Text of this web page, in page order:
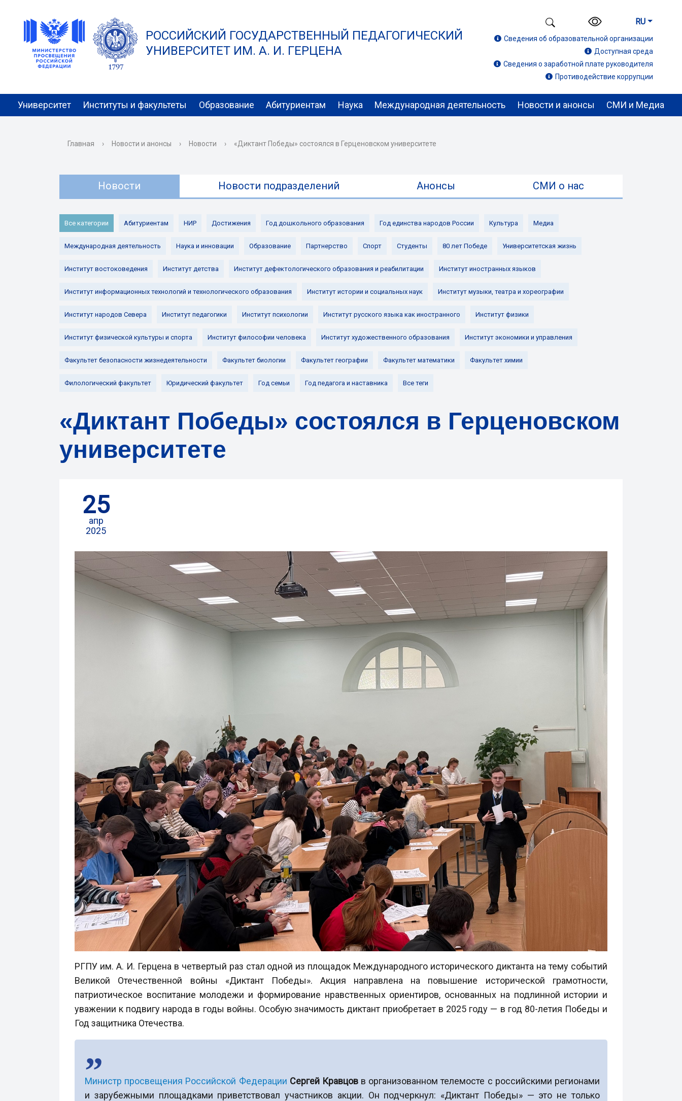
РОССИЙСКИЙ ГОСУДАРСТВЕННЫЙ ПЕДАГОГИЧЕСКИЙ
УНИВЕРСИТЕТ ИМ. А. И. ГЕРЦЕНА
RU
Сведения об образовательной организации
Доступная среда
Сведения о заработной плате руководителя
Противодействие коррупции
Университет Институты и факультеты Образование Абитуриентам Наука Международная деятельность Новости и анонсы СМИ и Медиа
Главная › Новости и анонсы › Новости › «Диктант Победы» состоялся в Герценовском университете
Новости Новости подразделений Анонсы СМИ о нас
Все категории Абитуриентам НИР Достижения Год дошкольного образования Год единства народов России Культура Медиа
Международная деятельность Наука и инновации Образование Партнерство Спорт Студенты 80 лет Победе Университетская жизнь
Институт востоковедения Институт детства Институт дефектологического образования и реабилитации Институт иностранных языков
Институт информационных технологий и технологического образования Институт истории и социальных наук Институт музыки, театра и хореографии
Институт народов Севера Институт педагогики Институт психологии Институт русского языка как иностранного Институт физики
Институт физической культуры и спорта Институт философии человека Институт художественного образования Институт экономики и управления
Факультет безопасности жизнедеятельности Факультет биологии Факультет географии Факультет математики Факультет химии
Филологический факультет Юридический факультет Год семьи Год педагога и наставника Все теги
«Диктант Победы» состоялся в Герценовском
университете
25
апр
2025
РГПУ им. А. И. Герцена в четвертый раз стал одной из площадок Международного исторического диктанта на тему событий
Великой Отечественной войны «Диктант Победы». Акция направлена на повышение исторической грамотности,
патриотическое воспитание молодежи и формирование нравственных ориентиров, основанных на подлинной истории и
уважении к подвигу народа в годы войны. Особую значимость диктант приобретает в 2025 году — в год 80-летия Победы и
Год защитника Отечества.
Министр просвещения Российской Федерации Сергей Кравцовв организованном телемосте с российскими регионами
и зарубежными площадками приветствовал участников акции. Он подчеркнул: «Диктант Победы» — это не только